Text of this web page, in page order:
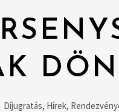
Díjugratás, Hírek,